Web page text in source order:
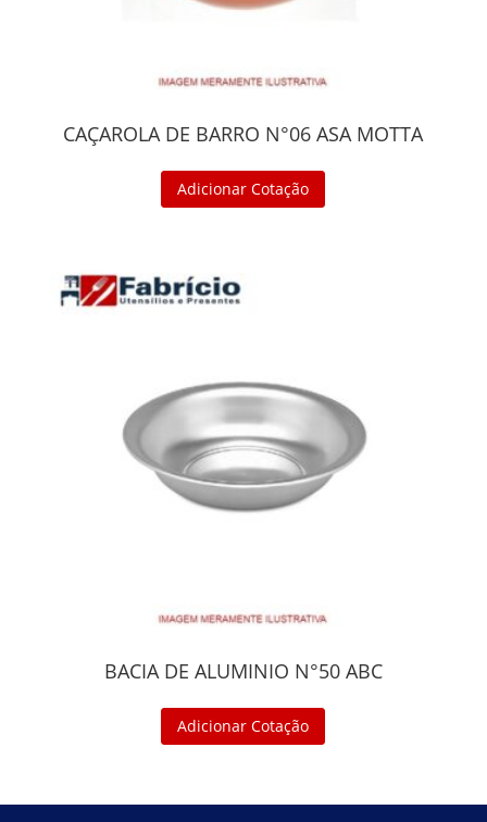
CAÇAROLA DE BARRO N°06 ASA MOTTA
Adicionar Cotação
BACIA DE ALUMINIO N°50 ABC
Adicionar Cotação